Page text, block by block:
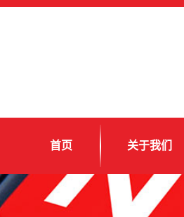
首页 关于我们